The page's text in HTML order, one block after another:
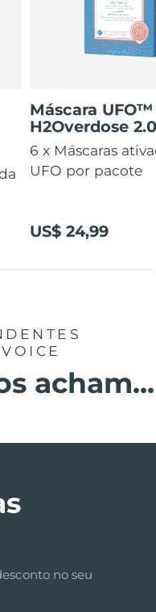
Máscara UFO™
H2Overdose
6 x Máscaras
UFO por pacote
US$ 24,99
acham...
no seu